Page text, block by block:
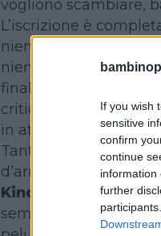
If you wish
sensitive
confirm
continue
information
further
vogliono scambiare,
L’iscrizione è
niente (a parte
niente (a parte,
finalità è quella di
critico che può
in atto nella vita
Tantissime le
d’arredo, viaggi…) e,
Kindergarten &
semplicemente